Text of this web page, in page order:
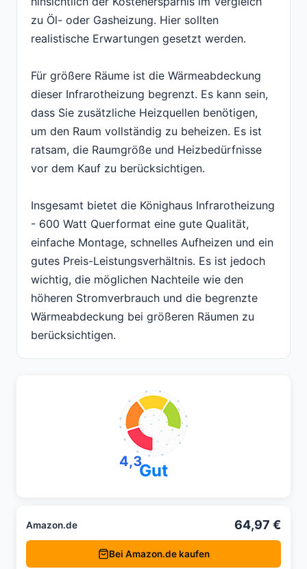
zu Öl- oder Gasheizung. Hier sollten
realistische Erwartungen gesetzt werden.
Für größere Räume ist die Wärmeabdeckung
dieser Infrarotheizung begrenzt. Es kann sein,
dass Sie zusätzliche Heizquellen benötigen,
um den Raum vollständig zu beheizen. Es ist
ratsam, die Raumgröße und Heizbedürfnisse
vor dem Kauf zu berücksichtigen.
Insgesamt bietet die Könighaus Infrarotheizung
- 600 Watt Querformat eine gute Qualität,
einfache Montage, schnelles Aufheizen und ein
gutes Preis-Leistungsverhältnis. Es ist jedoch
wichtig, die möglichen Nachteile wie den
höheren Stromverbrauch und die begrenzte
Wärmeabdeckung bei größeren Räumen zu
berücksichtigen.
4,3Gut
Amazon.de 64,97 €
Bei Amazon.de kaufen